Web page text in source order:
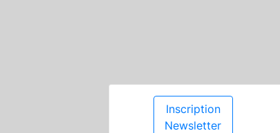
Inscription
Newsletter